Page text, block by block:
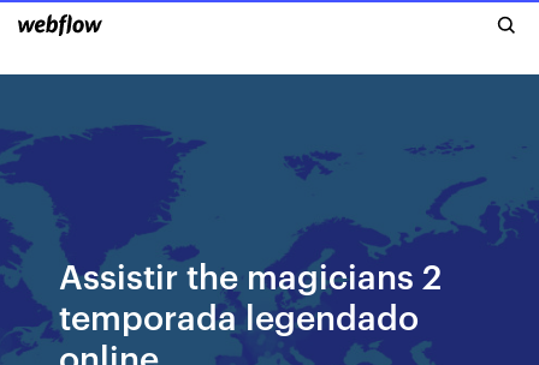
Assistir the magicians 2
temporada legendado
online